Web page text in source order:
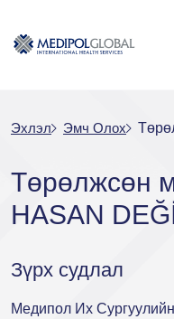
Эхлэл Эмч Oлох
Төрөлжсөн
HASAN
Зүрх судлал
Медипол Их